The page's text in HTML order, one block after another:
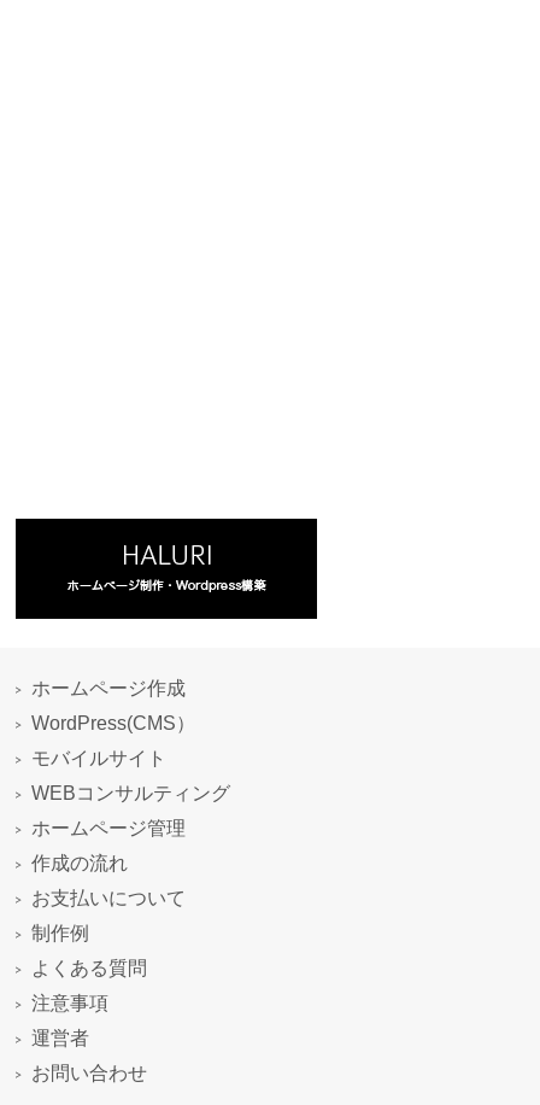
ホームページ作成
WordPress(CMS）
モバイルサイト
WEBコンサルティング
ホームページ管理
作成の流れ
お支払いについて
制作例
よくある質問
注意事項
運営者
お問い合わせ